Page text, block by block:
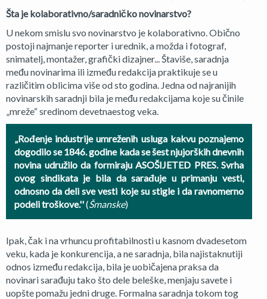
Šta je kolaborativno/saradničko novinarstvo?
U nekom smislu svo novinarstvo je kolaborativno. Obično
postoji najmanje reporter i urednik, a možda i fotograf,
snimatelj, montažer, grafički dizajner... Štaviše, saradnja
među novinarima ili između redakcija praktikuje se u
različitim oblicima više od sto godina. Jedna od najranijih
novinarskih saradnji bila je među redakcijama koje su činile
„mreže“ sredinom devetnaestog veka.
„Rođenje industrije umreženih usluga kakvu poznajemo
dogodilo se 1846. godine kada se šest njujorških dnevnih
novina udružilo da formiraju ASOŠIJETED PRES. Svrha
ovog sindikata je bila da sarađuje u primanju vesti,
odnosno da deli sve vesti koje su stigle i da ravnomerno
podeli troškove.''(Šmanske)
Ipak, čak i na vrhuncu profitabilnosti u kasnom dvadesetom
veku, kada je konkurencija, a ne saradnja, bila najistaknutiji
odnos između redakcija, bila je uobičajena praksa da
novinari sarađuju tako što dele beleške, menjaju savete i
uopšte pomažu jedni druge. Formalna saradnja tokom tog